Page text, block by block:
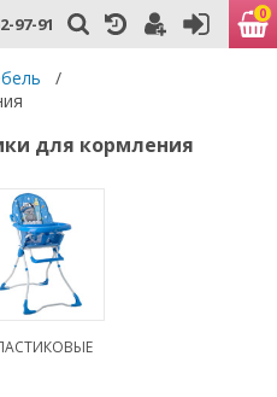
97-91 0
/
для кормления